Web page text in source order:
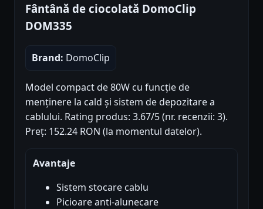
Fântână de ciocolată DomoClip
DOM335
Brand: DomoClip
Model compact de 80W cu funcție de
menținere la cald și sistem de depozitare a
cablului. Rating produs: 3.67/5 (nr. recenzii: 3).
Preț: 152.24 RON (la momentul datelor).
Avantaje
Sistem stocare cablu
Picioare anti-alunecare